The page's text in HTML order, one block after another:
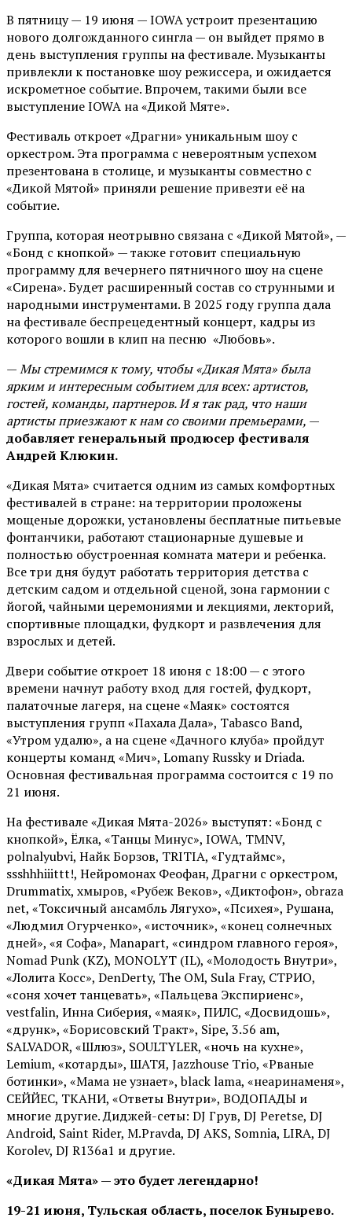
В пятницу — 19 июня — IOWA устроит презентацию
нового долгожданного сингла — он выйдет прямо в
день выступления группы на фестивале. Музыканты
привлекли к постановке шоу режиссера, и ожидается
искрометное событие. Впрочем, такими были все
выступление IOWA на «Дикой Мяте».
Фестиваль откроет «Драгни» уникальным шоу с
оркестром. Эта программа с невероятным успехом
презентована в столице, и музыканты совместно с
«Дикой Мятой» приняли решение привезти её на
событие.
Группа, которая неотрывно связана с «Дикой Мятой», —
«Бонд с кнопкой» — также готовит специальную
программу для вечернего пятничного шоу на сцене
«Сирена». Будет расширенный состав со струнными и
народными инструментами. В 2025 году группа дала
на фестивале беспрецедентный концерт, кадры из
которого вошли в клип на песню «Любовь».
—Мы стремимся к тому, чтобы «Дикая Мята» была
ярким и интересным событием для всех: артистов,
гостей, команды, партнеров. И я так рад, что наши
артисты приезжают к нам со своими премьерами, —
добавляет генеральный продюсер фестиваля
Андрей Клюкин.
«Дикая Мята» считается одним из самых комфортных
фестивалей в стране: на территории проложены
мощеные дорожки, установлены бесплатные питьевые
фонтанчики, работают стационарные душевые и
полностью обустроенная комната матери и ребенка.
Все три дня будут работать территория детства с
детским садом и отдельной сценой, зона гармонии с
йогой, чайными церемониями и лекциями, лекторий,
спортивные площадки, фудкорт и развлечения для
взрослых и детей.
Двери событие откроет 18 июня с 18:00 — с этого
времени начнут работу вход для гостей, фудкорт,
палаточные лагеря, на сцене «Маяк» состоятся
выступления групп «Пахала Дала», Tabasco Band,
«Утром удалю», а на сцене «Дачного клуба» пройдут
концерты команд «Мич», Lomany Russky и Driada.
Основная фестивальная программа состоится с 19 по
21 июня.
На фестивале «Дикая Мята-2026» выступят: «Бонд с
кнопкой», Ёлка, «Танцы Минус», IOWA, TMNV,
polnalyubvi, Найк Борзов, TRITIA, «Гудтаймс»,
ssshhhiiittt!, Нейромонах Феофан, Драгни с оркестром,
Drummatix, хмыров, «Рубеж Веков», «Диктофон», obraza
net, «Токсичный ансамбль Лягухо», «Психея», Рушана,
«Людмил Огурченко», «источник», «конец солнечных
дней», «я Софа», Manapart, «синдром главного героя»,
Nomad Punk (KZ), MONOLYT (IL), «Молодость Внутри»,
«Лолита Косс», DenDerty, The OM, Sula Fray, СТРИО,
«соня хочет танцевать», «Пальцева Экспириенс»,
vestfalin, Инна Сиберия, «маяк», ПИЛС, «Досвидошь»,
«друнк», «Борисовский Тракт», Sipe, 3.56 am,
SALVADOR, «Шлюз», SOULTYLER, «ночь на кухне»,
Lemium, «котарды», ШАТЯ, Jazzhouse Trio, «Рваные
ботинки», «Мама не узнает», black lama, «неаринаменя»,
СЕЙЙЕС, ТКАНИ, «Ответы Внутри», ВОДОПАДЫ и
многие другие. Диджей-сеты: DJ Грув, DJ Peretse, DJ
Android, Saint Rider, М.Pravda, DJ AKS, Somnia, LIRA, DJ
Korolev, DJ R136a1 и другие.
«Дикая Мята» — это будет легендарно!
19-21 июня, Тульская область, поселок Бунырево.